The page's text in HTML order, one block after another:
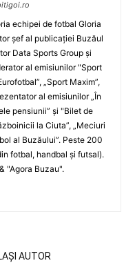
echipei de fotbal Gloria
şef al publicaţiei Buzăul
Data Sports Group şi
al emisiunilor "Sport
„Sport Maxim”,
al emisiunilor „În
pensiunii” şi "Bilet de
la Ciuta”, „Meciuri
al Buzăului”. Peste 200
fotbal, handbal şi futsal).
"Agora Buzau".
AUTOR